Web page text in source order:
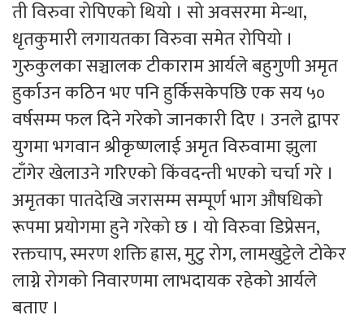
ती विरुवा रोपिएको थियो । सो अवसरमा मेन्था,
धृतकुमारी लगायतका विरुवा समेत रोपियो ।
गुरुकुलका सञ्चालक टीकाराम आर्यले बहुगुणी अमृत
हुर्काउन कठिन भए पनि हुर्किसकेपछि एक सय ५०
वर्षसम्म फल दिने गरेको जानकारी दिए । उनले द्वापर
युगमा भगवान श्रीकृष्णलाई अमृत विरुवामा झुला
टाँगेर खेलाउने गरिएको किंवदन्ती भएको चर्चा गरे ।
अमृतका पातदेखि जरासम्म सम्पूर्ण भाग औषधिको
रूपमा प्रयोगमा हुने गरेको छ । यो विरुवा डिप्रेसन,
रक्तचाप, स्मरण शक्ति ह्रास, मुटु रोग, लामखुट्टेले टोकेर
लाग्ने रोगको निवारणमा लाभदायक रहेको आर्यले
बताए ।